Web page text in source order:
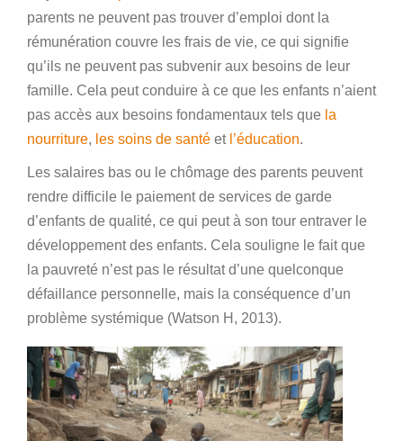
parents ne peuvent pas trouver d’emploi dont la
rémunération couvre les frais de vie, ce qui signifie
qu’ils ne peuvent pas subvenir aux besoins de leur
famille. Cela peut conduire à ce que les enfants n’aient
pas accès aux besoins fondamentaux tels que la
nourriture, les soins de santé et l’éducation.
Les salaires bas ou le chômage des parents peuvent
rendre difficile le paiement de services de garde
d’enfants de qualité, ce qui peut à son tour entraver le
développement des enfants. Cela souligne le fait que
la pauvreté n’est pas le résultat d’une quelconque
défaillance personnelle, mais la conséquence d’un
problème systémique (Watson H, 2013).